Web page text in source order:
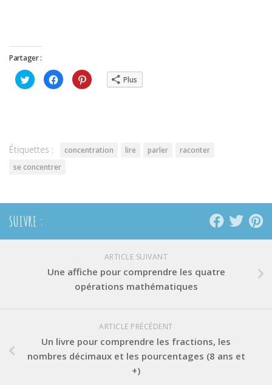
Partager :
Cliquez
pour
partager
Cliquez
pour
partager
Cliquez
pour Plus
Étiquettes : concentration lire parler
raconter
se concentrer
SUIVRE :
ARTICLE SUIVANT
Une affiche pour comprendre les quatre
opérations mathématiques
ARTICLE PRÉCÉDENT
Un livre pour comprendre les fractions, les
nombres décimaux et les pourcentages (8 ans et
+)